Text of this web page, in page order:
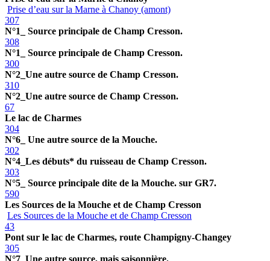
Prise d’eau sur la Marne à Chanoy (amont)
307
N°1_ Source principale de Champ Cresson.
308
N°1_ Source principale de Champ Cresson.
300
N°2_Une autre source de Champ Cresson.
310
N°2_Une autre source de Champ Cresson.
67
Le lac de Charmes
304
N°6_ Une autre source de la Mouche.
302
N°4_Les débuts* du ruisseau de Champ Cresson.
303
N°5_ Source principale dite de la Mouche. sur GR7.
590
Les Sources de la Mouche et de Champ Cresson
Les Sources de la Mouche et de Champ Cresson
43
Pont sur le lac de Charmes, route Champigny-Changey
305
N°7_Une autre source, mais saisonnière.